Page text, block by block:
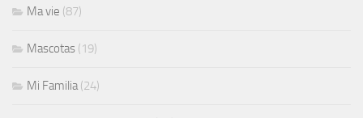
Ma vie (87)
Mascotas (19)
Mi Familia(24)